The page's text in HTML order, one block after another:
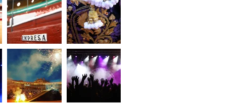
Presentada la VIII Corrida
Magallánica de Sanlúcar
de Barrameda, un
cartelazo de grandes
alicientes